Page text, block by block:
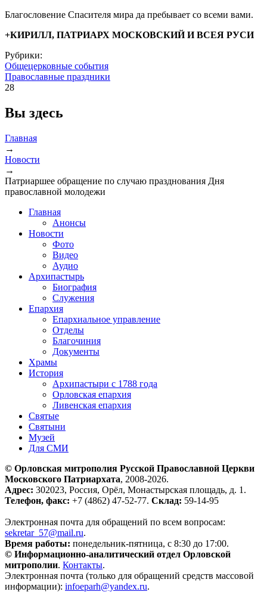
Благословение Спасителя мира да пребывает со всеми вами.
+КИРИЛЛ, ПАТРИАРХ МОСКОВСКИЙ И ВСЕЯ РУСИ
Рубрики:
Общецерковные события
Православные праздники
28
Вы здесь
Главная
→
Новости
→
Патриаршее обращение по случаю празднования Дня
православной молодежи
Главная
Анонсы
Новости
Фото
Видео
Аудио
Архипастырь
Биография
Служения
Епархия
Епархиальное управление
Отделы
Благочиния
Документы
Храмы
История
Архипастыри с 1788 года
Орловская епархия
Ливенская епархия
Святые
Святыни
Музей
Для СМИ
© Орловская митрополия Русской Православной Церкви
Московского Патриархата, 2008-2026.
Адрес: 302023, Россия, Орёл, Монастырская площадь, д. 1.
Телефон, факс: +7 (4862) 47-52-77. Склад: 59-14-95
Электронная почта для обращений по всем вопросам:
sekretar_57@mail.ru.
Время работы: понедельник-пятница, с 8:30 до 17:00.
© Информационно-аналитический отдел Орловской
митрополии. Контакты.
Электронная почта (только для обращений средств массовой
информации): infoeparh@yandex.ru.